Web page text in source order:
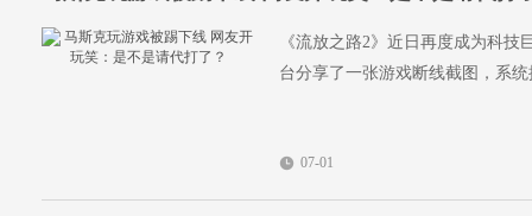
《流放之路2》近日再度成为科
台分享了一张游戏断线截图，系
07-01